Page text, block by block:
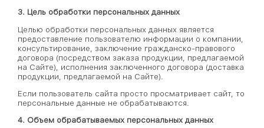
3. Цель обработки персональных данных
Целью обработки персональных данных является
предоставление пользователю информации о компании,
консультирование, заключение гражданско-правового
договора (посредством заказа продукции, предлагаемой
на Сайте), исполнения заключенного договора (доставка
продукции, предлагаемой на Сайте).
Если пользователь сайта просто просматривает сайт, то
персональные данные не обрабатываются.
4. Объем обрабатываемых персональных данных